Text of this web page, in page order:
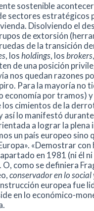
sostenible
sectores estratégicos
Disolviendo el
de extorsión
de la transición
, losholdings, losbrokers
de una posición
nos quedan razones
Para la mayoría no
economía por tramos)
cimientos de la
así lo manifestó
a lograr la plena
un país europeo
«Demostrar con
en 1981 (ni él
como se definiera
conservador en lo
europea fue
en lo económico-